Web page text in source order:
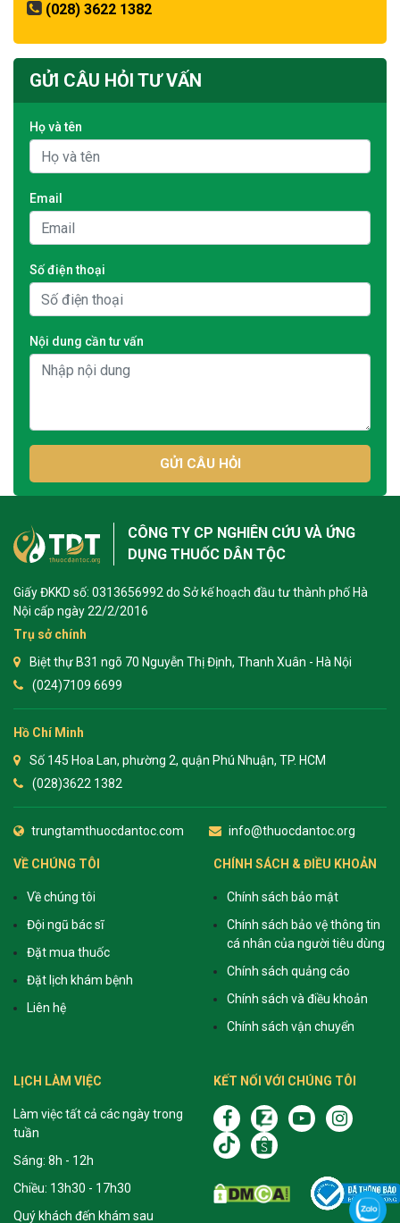
(028) 3622 1382
GỬI CÂU HỎI TƯ VẤN
Họ và tên
Email
Số điện thoại
Nội dung cần tư vấn
GỬI CÂU HỎI
CÔNG TY CP NGHIÊN CỨU VÀ ỨNG
DỤNG THUỐC DÂN TỘC
Giấy ĐKKD số: 0313656992 do Sở kế hoạch đầu tư thành phố Hà
Nội cấp ngày 22/2/2016
Trụ sở chính
Biệt thự B31 ngõ 70 Nguyễn Thị Định, Thanh Xuân - Hà Nội
(024)7109 6699
Hồ Chí Minh
Số 145 Hoa Lan, phường 2, quận Phú Nhuận, TP. HCM
(028)3622 1382
trungtamthuocdantoc.com info@thuocdantoc.org
VỀ CHÚNG TÔI
Về chúng tôi
Đội ngũ bác sĩ
Đặt mua thuốc
Đặt lịch khám bệnh
Liên hệ
CHÍNH SÁCH & ĐIỀU KHOẢN
Chính sách bảo mật
Chính sách bảo vệ thông tin
cá nhân của người tiêu dùng
Chính sách quảng cáo
Chính sách và điều khoản
Chính sách vận chuyển
LỊCH LÀM VIỆC
Làm việc tất cả các ngày trong
tuần
Sáng: 8h - 12h
Chiều: 13h30 - 17h30
Quý khách đến khám sau
KẾT NỐI VỚI CHÚNG TÔI